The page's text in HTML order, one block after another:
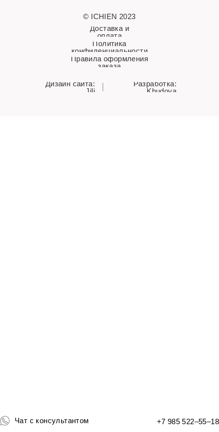
© ICHIEN 2023
Политика
конфиденциальности
Правила оформления
заказа
Разработка:
Khudova
Дизайн сайта:
Jili
Доставка и
оплата
Чат с консультантом +7 985 522–55–18